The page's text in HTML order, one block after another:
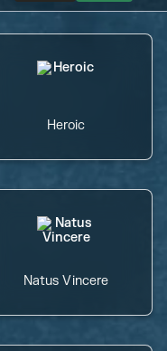
Heroic
Natus Vincere